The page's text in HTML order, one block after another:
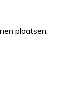
plaatsen.